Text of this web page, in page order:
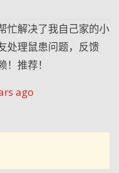
忙解决了我自己家的小
处理鼠患问题，反馈
推荐！
ago